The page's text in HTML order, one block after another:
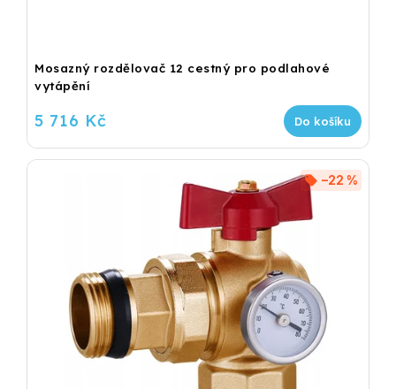
Mosazný rozdělovač 12 cestný pro podlahové
vytápění
5 716 Kč Do košíku
–22 %